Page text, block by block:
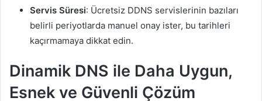
Servis Süresi: Ücretsiz DDNS servislerinin bazıları
belirli periyotlarda manuel onay ister, bu tarihleri
kaçırmamaya dikkat edin.
Dinamik DNS ile Daha Uygun,
Esnek ve Güvenli Çözüm